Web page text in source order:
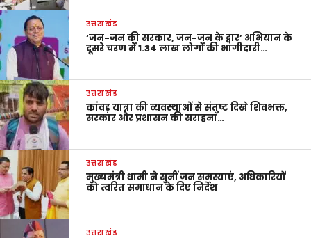
उत्तराखंड
‘जन-जन की सरकार, जन-जन के द्वार’ अभियान के
दूसरे चरण में 1.34 लाख लोगों की भागीदारी…
उत्तराखंड
कांवड़ यात्रा की व्यवस्थाओं से संतुष्ट दिखे शिवभक्त,
सरकार और प्रशासन की सराहना…
उत्तराखंड
मुख्यमंत्री धामी ने सुनीं जन समस्याएं, अधिकारियों
को त्वरित समाधान के दिए निर्देश
उत्तराखंड